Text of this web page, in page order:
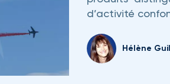
d’activité
Hélène